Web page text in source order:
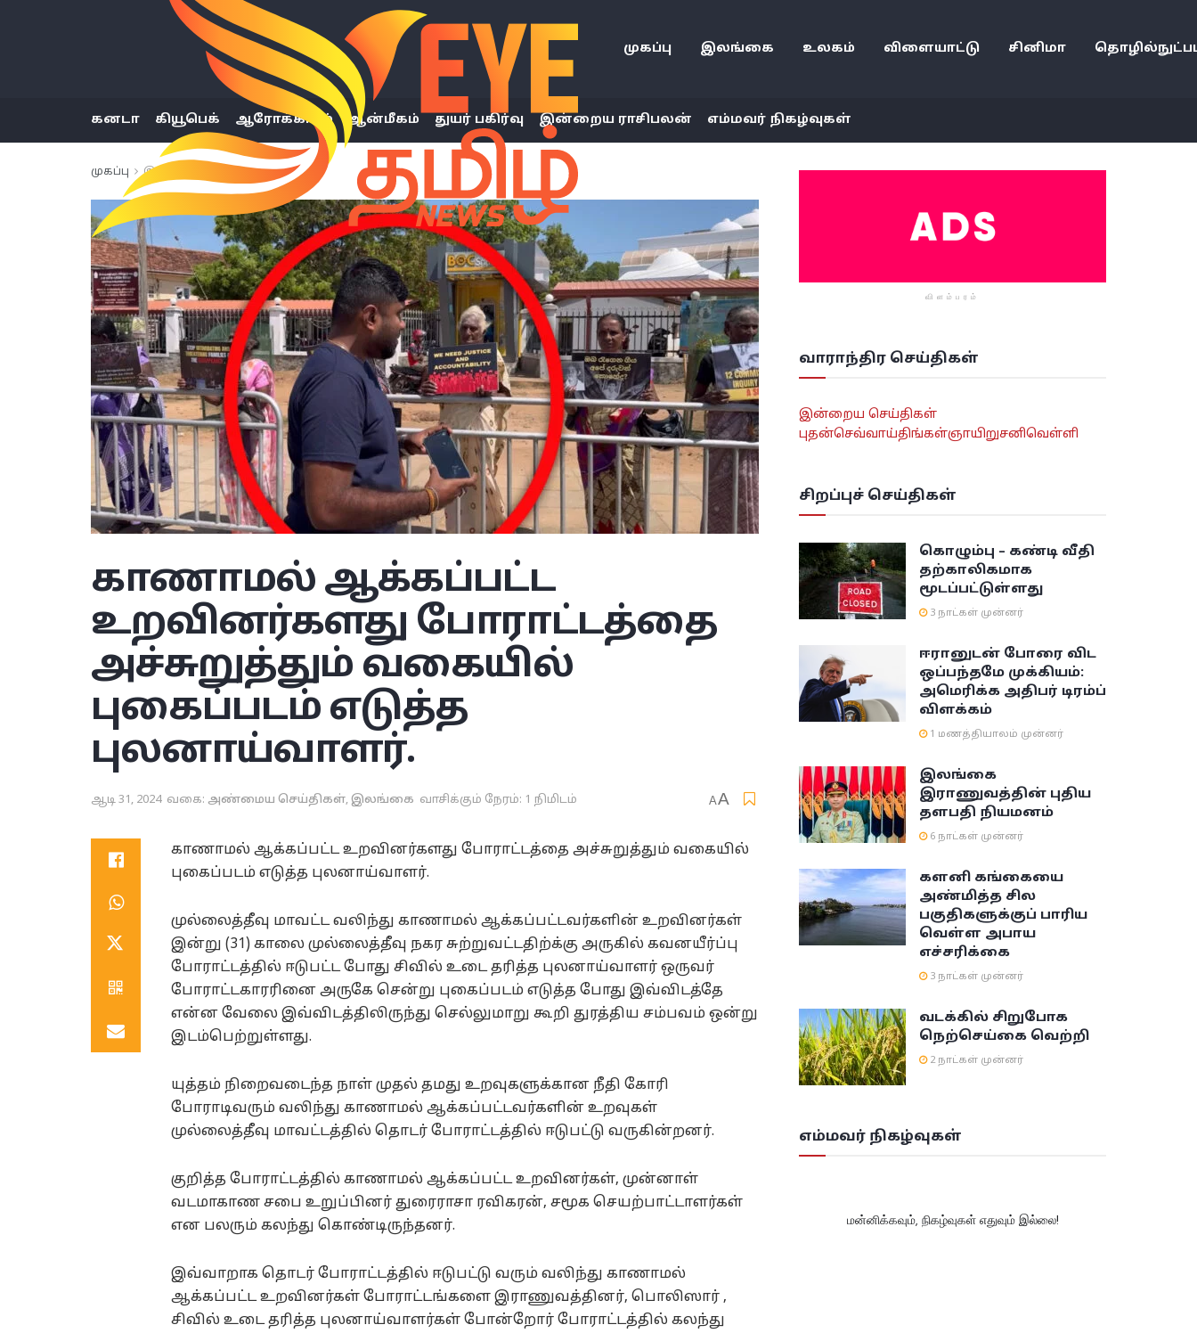
முகப்பு இலங்கை உலகம் விளையாட்டு சினிமா
கனடா கியூபெக் ஆரோக்கியம் ஆன்மீகம் துயர் பகிர்வு இன்றைய ராசிபலன் எம்மவர் நிகழ்வுகள்
முகப்பு இலங்கை
காணாமல் ஆக்கப்பட்ட
உறவினர்களது போராட்டத்தை
அச்சுறுத்தும் வகையில்
புகைப்படம் எடுத்த
புலனாய்வாளர்.
ஆடி 31, 2024 வகை: அண்மைய செய்திகள்,இலங்கை வாசிக்கும் நேரம்: 1 நிமிடம் AA
காணாமல் ஆக்கப்பட்ட உறவினர்களது போராட்டத்தை அச்சுறுத்தும் வகையில்
புகைப்படம் எடுத்த புலனாய்வாளர்.
முல்லைத்தீவு மாவட்ட வலிந்து காணாமல் ஆக்கப்பட்டவர்களின் உறவினர்கள்
இன்று (31) காலை முல்லைத்தீவு நகர சுற்றுவட்டதிற்க்கு அருகில் கவனயீர்ப்பு
போராட்டத்தில் ஈடுபட்ட போது சிவில் உடை தரித்த புலனாய்வாளர் ஒருவர்
போராட்டகாரரினை அருகே சென்று புகைப்படம் எடுத்த போது இவ்விடத்தே
என்ன வேலை இவ்விடத்திலிருந்து செல்லுமாறு கூறி துரத்திய சம்பவம் ஒன்று
இடம்பெற்றுள்ளது.
யுத்தம் நிறைவடைந்த நாள் முதல் தமது உறவுகளுக்கான நீதி கோரி
போராடிவரும் வலிந்து காணாமல் ஆக்கப்பட்டவர்களின் உறவுகள்
முல்லைத்தீவு மாவட்டத்தில் தொடர் போராட்டத்தில் ஈடுபட்டு வருகின்றனர்.
குறித்த போராட்டத்தில் காணாமல் ஆக்கப்பட்ட உறவினர்கள், முன்னாள்
வடமாகாண சபை உறுப்பினர் துரைராசா ரவிகரன், சமூக செயற்பாட்டாளர்கள்
என பலரும் கலந்து கொண்டிருந்தனர்.
இவ்வாறாக தொடர் போராட்டத்தில் ஈடுபட்டு வரும் வலிந்து காணாமல்
ஆக்கப்பட்ட உறவினர்கள் போராட்டங்களை இராணுவத்தினர், பொலிஸார் ,
சிவில் உடை தரித்த புலனாய்வாளர்கள் போன்றோர் போராட்டத்தில் கலந்து
விளம்பரம்
வாராந்திர செய்திகள்
இன்றைய செய்திகள்
புதன்செவ்வாய்திங்கள்ஞாயிறுசனிவெள்ளி
சிறப்புச் செய்திகள்
கொழும்பு – கண்டி வீதி
தற்காலிகமாக
மூடப்பட்டுள்ளது
3 நாட்கள் முன்னர்
ஈரானுடன் போரை விட
ஒப்பந்தமே முக்கியம்:
அமெரிக்க அதிபர் டிரம்ப்
விளக்கம்
1 மணத்தியாலம் முன்னர்
இலங்கை
இராணுவத்தின் புதிய
தளபதி நியமனம்
6 நாட்கள் முன்னர்
களனி கங்கையை
அண்மித்த சில
பகுதிகளுக்குப் பாரிய
வெள்ள அபாய
எச்சரிக்கை
3 நாட்கள் முன்னர்
வடக்கில் சிறுபோக
நெற்செய்கை வெற்றி
2 நாட்கள் முன்னர்
எம்மவர் நிகழ்வுகள்
மன்னிக்கவும், நிகழ்வுகள் எதுவும் இல்லை!